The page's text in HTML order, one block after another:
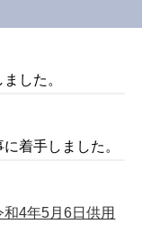
した。
着手しました。
4年5月6日供用